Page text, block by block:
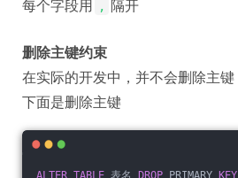
每个字段用 , 隔开
删除主键约束
在实际的开发中，并不会删除主键
下面是删除主键
ALTER TABLE 表名 DROP PRIMARY KEY